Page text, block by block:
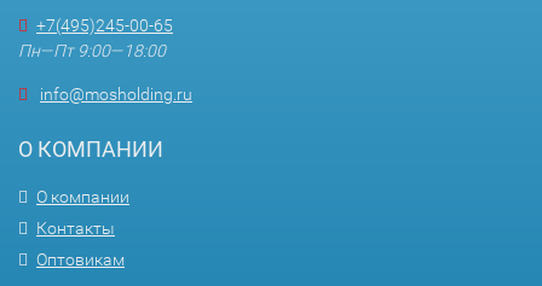
+7(495)245-00-65
Пн—Пт 9:00—18:00
info@mosholding.ru
О КОМПАНИИ
О компании
Контакты
Оптовикам